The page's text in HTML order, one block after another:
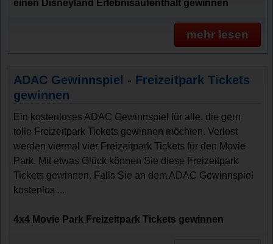
einen Disneyland Erlebnisaufenthalt gewinnen
mehr lesen
ADAC Gewinnspiel - Freizeitpark Tickets
gewinnen
Ein kostenloses ADAC Gewinnspiel für alle, die gern
tolle Freizeitpark Tickets gewinnen möchten. Verlost
werden viermal vier Freizeitpark Tickets für den Movie
Park. Mit etwas Glück können Sie diese Freizeitpark
Tickets gewinnen. Falls Sie an dem ADAC Gewinnspiel
kostenlos ...
4x4 Movie Park Freizeitpark Tickets gewinnen